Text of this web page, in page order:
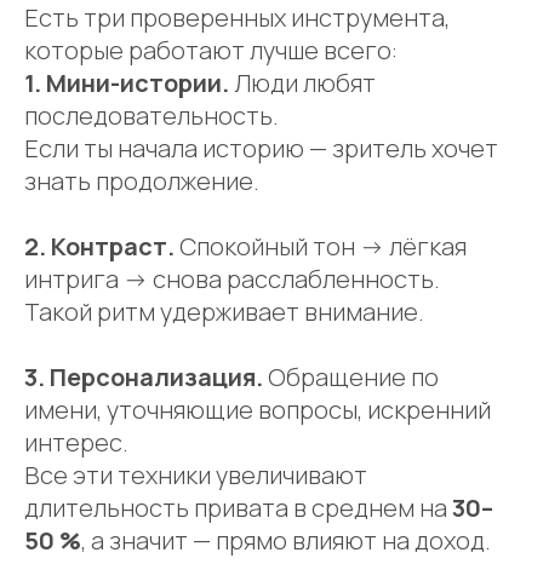
Есть три проверенных инструмента,
которые работают лучше всего:
1. Мини-истории.Люди любят
последовательность.
Если ты начала историю — зритель хочет
знать продолжение.
2. Контраст.Спокойный тон → лёгкая
интрига → снова расслабленность.
Такой ритм удерживает внимание.
3. Персонализация.Обращение по
имени, уточняющие вопросы, искренний
интерес.
Все эти техники увеличивают
длительность привата в среднем на30–
50 %, а значит — прямо влияют на доход.